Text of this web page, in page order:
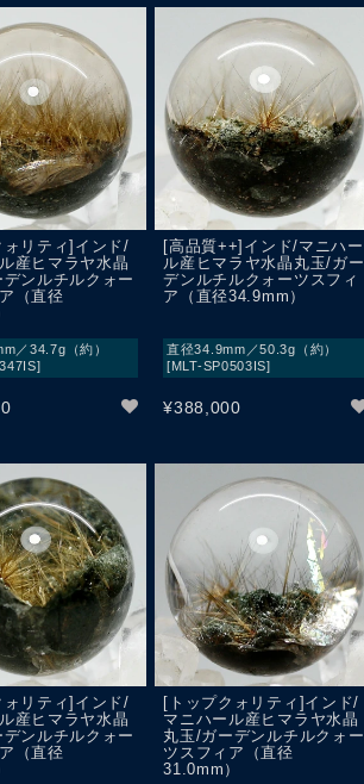
ォリティ]インド/
産ヒマラヤ水晶
ンルチルクォー
（直径
／34.7g（約）
[高品質++]インド/マニハー
ル産ヒマラヤ水晶丸玉/ガー
デンルチルクォーツスフィ
ア（直径34.9mm）
直径34.9mm／50.3g（約）
[MLT-SP0503IS]
¥388,000
ォリティ]インド/
産ヒマラヤ水晶
ンルチルクォー
（直径
[トップクォリティ]インド/
マニハール産ヒマラヤ水晶
丸玉/ガーデンルチルクォー
ツスフィア（直径
31.0mm）